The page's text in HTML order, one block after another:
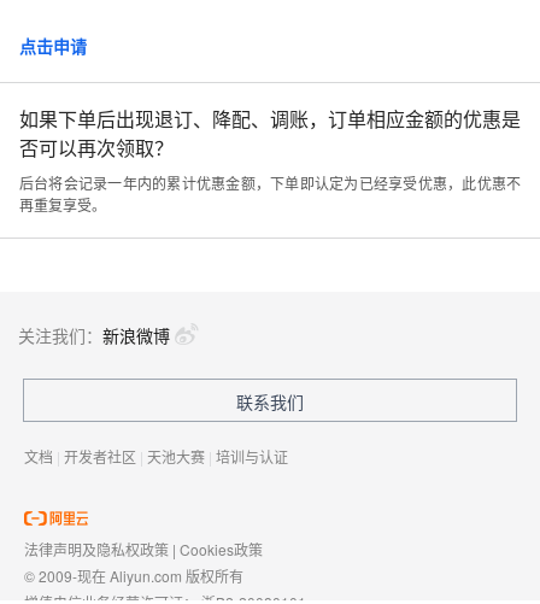
点击申请
如果下单后出现退订、降配、调账，订单相应金额的优惠是
否可以再次领取？
后台将会记录一年内的累计优惠金额，下单即认定为已经享受优惠，此优惠不
再重复享受。
关注我们： 新浪微博
联系我们
文档 | 开发者社区 | 天池大赛 | 培训与认证
法律声明及隐私权政策 | Cookies政策
© 2009-现在 Aliyun.com 版权所有